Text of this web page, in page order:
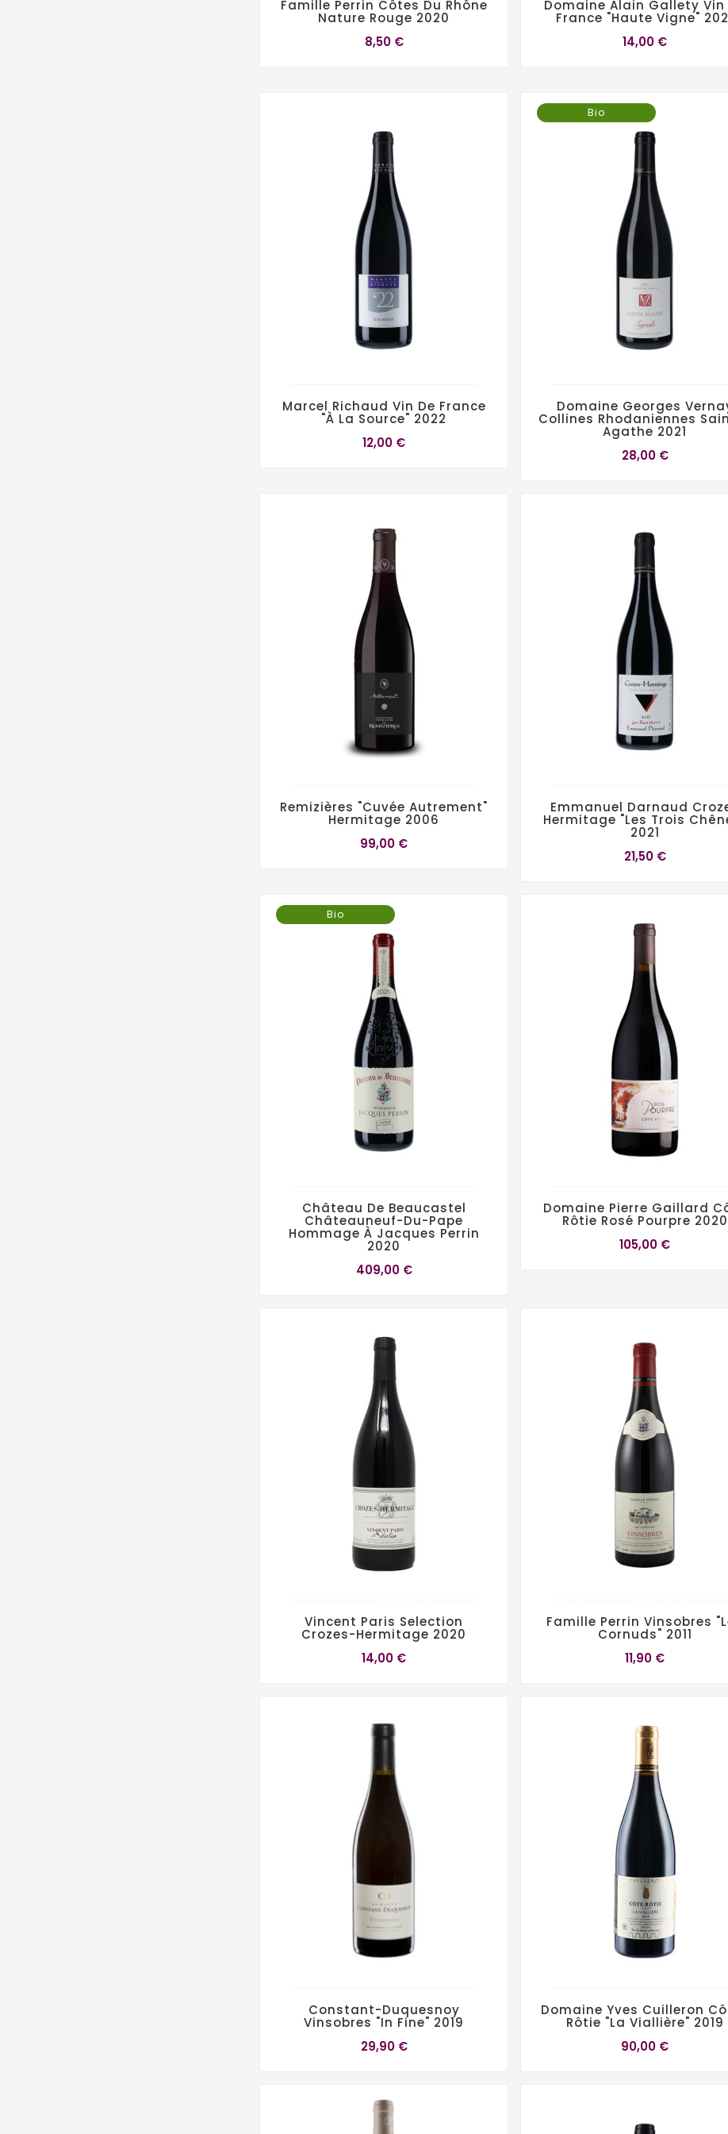
Famille Perrin Côtes Du Rhône
Nature Rouge 2020
8,50 €
Domaine Alain Gallety Vin
France "Haute Vigne"
14,00 €
Marcel Richaud Vin De France
"À La Source" 2022
12,00 €
Bio
Domaine Georges
Collines Rhodaniennes
Agathe 2021
28,00 €
Remizières "Cuvée Autrement"
Hermitage 2006
99,00 €
Emmanuel Darnaud
Hermitage "Les Trois
2021
21,50 €
Bio
Château De Beaucastel
Châteauneuf-Du-Pape
Hommage À Jacques Perrin
2020
409,00 €
Domaine Pierre Gaillard
Rôtie Rosé Pourpre 2020
105,00 €
Vincent Paris Selection
Crozes-Hermitage 2020
14,00 €
Famille Perrin Vinsobres
Cornuds" 2011
11,90 €
Constant-Duquesnoy
Vinsobres "In Fine" 2019
29,90 €
Domaine Yves Cuilleron
Rôtie "La Viallière" 2019
90,00 €